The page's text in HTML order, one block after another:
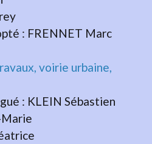
: FRENNET Marc
voirie urbaine,
: KLEIN Sébastien